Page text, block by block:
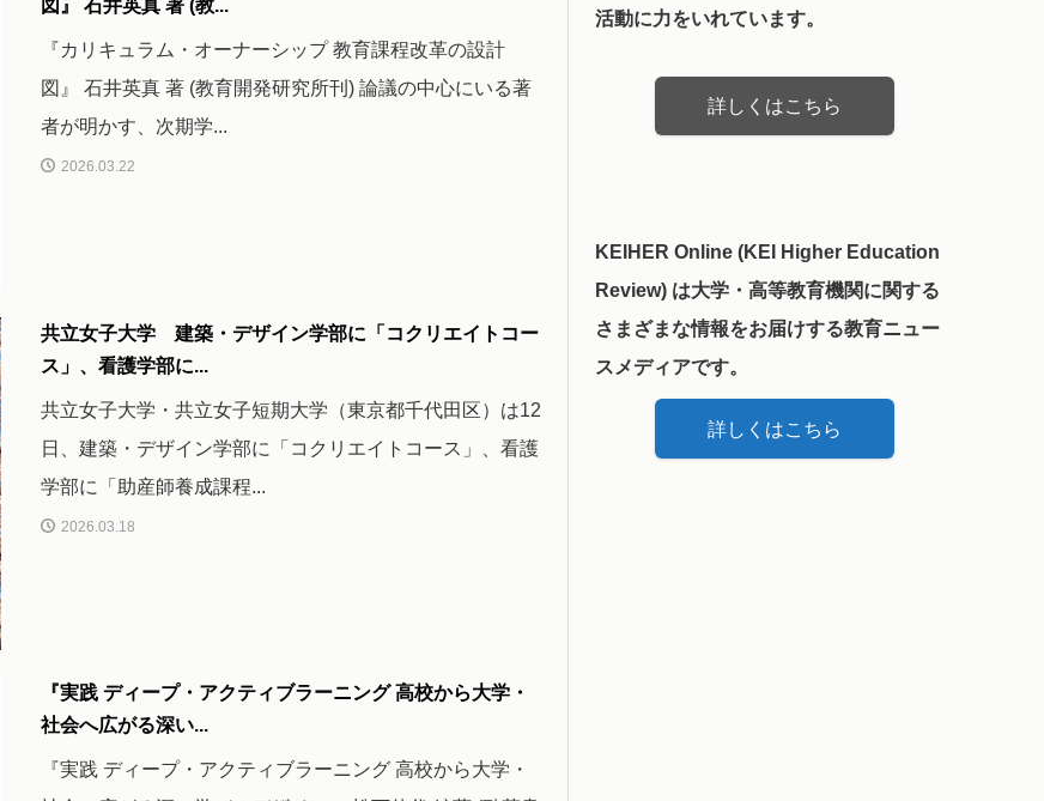
図』 石井英真 著 (教...
『カリキュラム・オーナーシップ 教育課程改革の設計
図』 石井英真 著 (教育開発研究所刊) 論議の中心にいる著
者が明かす、次期学...
2026.03.22
共立女子大学 建築・デザイン学部に「コクリエイトコー
ス」、看護学部に...
共立女子大学・共立女子短期大学（東京都千代田区）は12
日、建築・デザイン学部に「コクリエイトコース」、看護
学部に「助産師養成課程...
2026.03.18
『実践 ディープ・アクティブラーニング 高校から大学・
社会へ広がる深い...
『実践 ディープ・アクティブラーニング 高校から大学・
活動に力をいれています。
詳しくはこちら
KEIHER Online (KEI Higher Education
Review) は大学・高等教育機関に関する
さまざまな情報をお届けする教育ニュー
スメディアです。
詳しくはこちら